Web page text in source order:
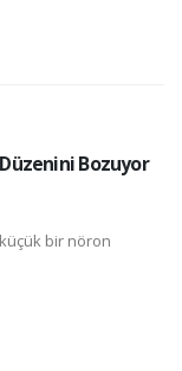
Bozuyor
bir nöron